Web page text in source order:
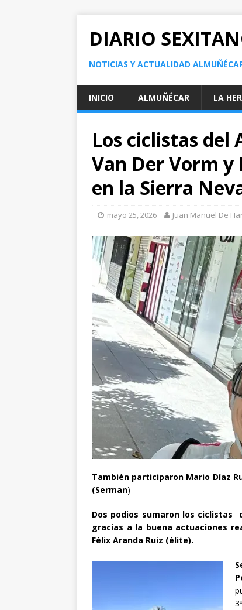
DIARIO
NOTICIAS Y ACTUALIDAD
INICIO ALMUÑÉCAR LA
Los ciclistas del
Van Der Vorm y
en la Sierra
mayo 25, 2026 Juan Manuel De
También participaron Mario Díaz
(Serman)
Dos podios sumaron los ciclistas
gracias a la buena actuaciones
Félix Aranda Ruiz (élite).